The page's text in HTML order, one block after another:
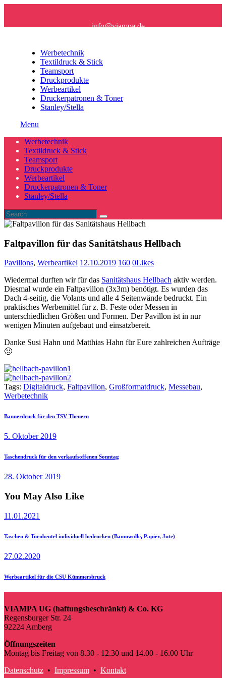
info@viampa.de
Werbetechnik
Textildruck & Stick
Teamsport
Druckprodukte
Werbeartikel
Druckerpatronen & Toner
Stanley/Stella
Menu
Werbetechnik
Textildruck & Stick
Teamsport
Druckprodukte
Werbeartikel
Druckerpatronen & Toner
Stanley/Stella
Faltpavillon für das Sanitätshaus Hellbach
Pavillons, Werbeartikel 12.10.2019 160 0Likes
Wiedermal durften wir für das Sanitätshaus Hellbach aktiv werden.
Diesmal wurde ein Faltpavillon (3x3m) benötigt. Es wurden das
Dach 4-seitig, die Volants und alle 4 Seitenwände bedruckt. Ein
praktisches Werbemittel für z. B. Feste oder Messen in
unterschiedlichen Größen und Formen. Der Pavillon ist in nur
wenigen Minuten aufgebaut und einsatzbereit.
Danke Susi Hahn und Matthias Hahn für Eure zahlreichen Aufträge
🙂
Tags: Digitaldruck, Faltpavillon, Großformatdruck‬, Messebau,
Werbetechnik
Beitragsnavigation
Previous
Bannerdruck für den TSV Theuern
5. Oktober 2019
Next
Taschendruck für den verkaufsoffenen Sonntag
28. Oktober 2019
You May Also Like
11.01.2021
Taschen & Turnbeutel individuell bedrucken (Baumwolle, Papier, Jute)
27.02.2020
Werbeartikel für die CSU Kümmersbruck
VIAMPA UG (haftungsbeschränkt) & Co. KG
Regensburger Str. 24
92224 Amberg
Öffnungszeiten
Montag bis Freitag von 8.30 - 12.30 und 14.00 - 16.00 Uhr
Datenschutz • Impressum • Kontakt